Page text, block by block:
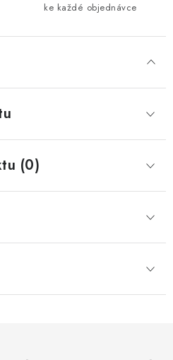
ke každé objednávce
(0)